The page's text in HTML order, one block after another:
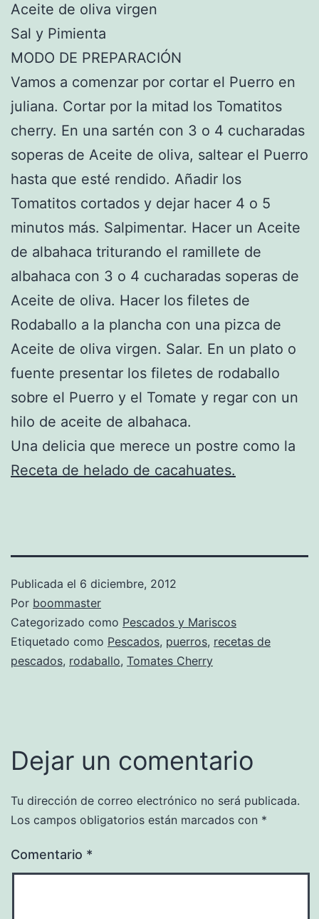
Aceite de oliva virgen
Sal y Pimienta
MODO DE PREPARACIÓN
Vamos a comenzar por cortar el Puerro en
juliana. Cortar por la mitad los Tomatitos
cherry. En una sartén con 3 o 4 cucharadas
soperas de Aceite de oliva, saltear el Puerro
hasta que esté rendido. Añadir los
Tomatitos cortados y dejar hacer 4 o 5
minutos más. Salpimentar. Hacer un Aceite
de albahaca triturando el ramillete de
albahaca con 3 o 4 cucharadas soperas de
Aceite de oliva. Hacer los filetes de
Rodaballo a la plancha con una pizca de
Aceite de oliva virgen. Salar. En un plato o
fuente presentar los filetes de rodaballo
sobre el Puerro y el Tomate y regar con un
hilo de aceite de albahaca.
Una delicia que merece un postre como la
Receta de helado de cacahuates.
Publicada el 6 diciembre, 2012
Por boommaster
Categorizado como Pescados y Mariscos
Etiquetado como Pescados, puerros, recetas de
pescados, rodaballo, Tomates Cherry
Dejar un comentario
Tu dirección de correo electrónico no será publicada.
Los campos obligatorios están marcados con *
Comentario *